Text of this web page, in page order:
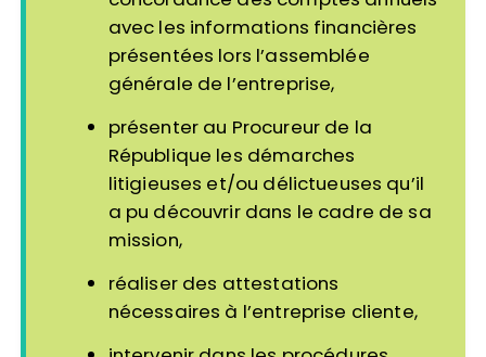
avec les informations financières
présentées lors l’assemblée
générale de l’entreprise,
présenter au Procureur de la
République les démarches
litigieuses et/ou délictueuses qu’il
a pu découvrir dans le cadre de sa
mission,
réaliser des attestations
nécessaires à l’entreprise cliente,